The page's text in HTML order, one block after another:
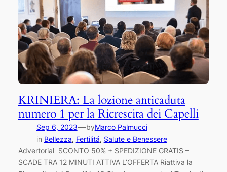
KRINIERA: La lozione anticaduta
numero 1 per la Ricrescita dei Capelli
Sep 6, 2023—byMarco Palmucci
in Bellezza, Fertilitá, Salute e Benessere
Advertorial SCONTO 50% + SPEDIZIONE GRATIS –
SCADE TRA 12 MINUTI ATTIVA L’OFFERTA Riattiva la